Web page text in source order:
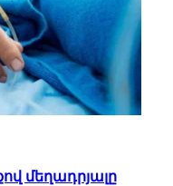
մեղադրյալը